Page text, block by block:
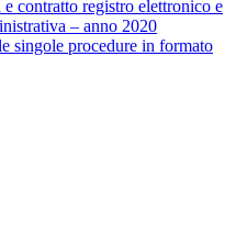
e contratto registro elettronico e
– anno 2020
singole procedure in formato